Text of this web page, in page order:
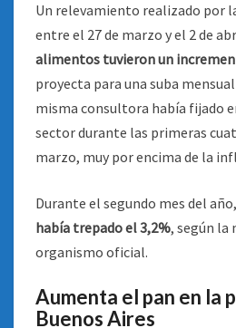
Un relevamiento realizado por
entre el 27 de marzo y el 2 de
alimentos tuvieron un
proyecta para una suba
misma consultora había fijado
sector durante las primeras
marzo, muy por encima de la
Durante el segundo mes del año,
había trepado el 3,2%, según la
organismo oficial.
Aumenta el pan en la
Buenos Aires